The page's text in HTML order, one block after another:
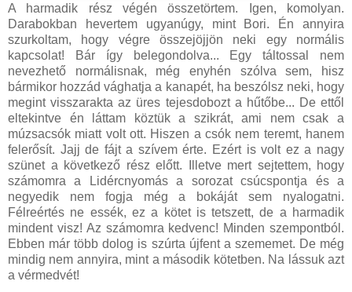
A harmadik rész végén összetörtem. Igen, komolyan.
Darabokban hevertem ugyanúgy, mint Bori. Én annyira
szurkoltam, hogy végre összejöjjön neki egy normális
kapcsolat! Bár így belegondolva... Egy táltossal nem
nevezhető normálisnak, még enyhén szólva sem, hisz
bármikor hozzád vághatja a kanapét, ha beszólsz neki, hogy
megint visszarakta az üres tejesdobozt a hűtőbe... De ettől
eltekintve én láttam köztük a szikrát, ami nem csak a
múzsacsók miatt volt ott. Hiszen a csók nem teremt, hanem
felerősít. Jajj de fájt a szívem érte. Ezért is volt ez a nagy
szünet a következő rész előtt. Illetve mert sejtettem, hogy
számomra a Lidércnyomás a sorozat csúcspontja és a
negyedik nem fogja még a bokáját sem nyalogatni.
Félreértés ne essék, ez a kötet is tetszett, de a harmadik
mindent visz! Az számomra kedvenc! Minden szempontból.
Ebben már több dolog is szúrta újfent a szememet. De még
mindig nem annyira, mint a második kötetben. Na lássuk azt
a vérmedvét!